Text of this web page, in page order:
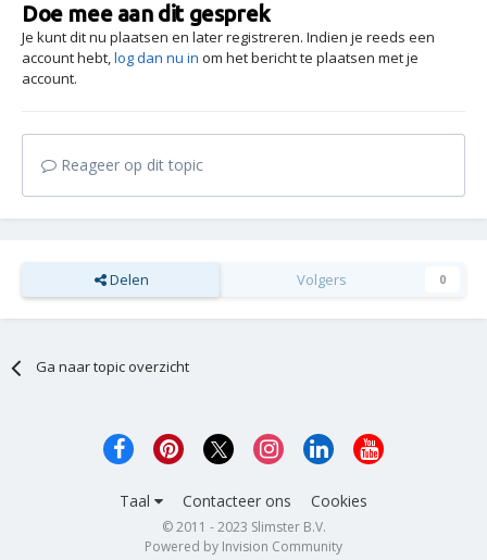
Doe mee aan dit gesprek
Je kunt dit nu plaatsen en later registreren. Indien je reeds een
account hebt,log dan nu in om het bericht te plaatsen met je
account.
Reageer op dit topic
Delen Volgers 0
Ga naar topic overzicht
Taal Contacteer ons Cookies
© 2011 - 2023 Slimster B.V.
Powered by Invision Community